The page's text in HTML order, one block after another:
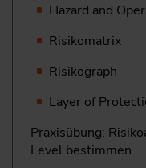
Hazard and
Risikomatrix
Risikograph
Layer of
Praxisübung:
Level bestimmen